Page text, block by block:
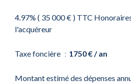
4.97% ( 35 000 € ) TTC
l'acquéreur
Taxe foncière 1750 € / an
Montant estimé des dépenses